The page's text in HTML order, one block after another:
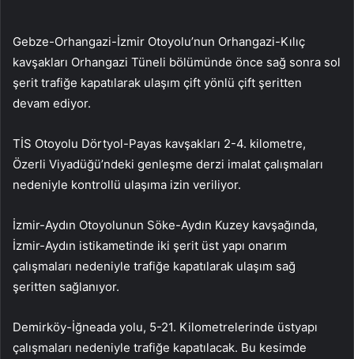
Gebze-Orhangazi-İzmir Otoyolu’nun Orhangazi-Kılıç
kavşakları Orhangazi Tüneli bölümünde önce sağ sonra sol
şerit trafiğe kapatılarak ulaşım çift yönlü çift şeritten
devam ediyor.
TİS Otoyolu Dörtyol-Payas kavşakları 2-4. kilometre,
Özerli Viyadüğü’ndeki genleşme derzi imalat çalışmaları
nedeniyle kontrollü ulaşıma izin veriliyor.
İzmir-Aydın Otoyolunun Söke-Aydın Kuzey kavşağında,
İzmir-Aydın istikametinde iki şerit üst yapı onarım
çalışmaları nedeniyle trafiğe kapatılarak ulaşım sağ
şeritten sağlanıyor.
Demirköy-İğneada yolu, 5-21. Kilometrelerinde üstyapı
çalışmaları nedeniyle trafiğe kapatılacak. Bu kesimde